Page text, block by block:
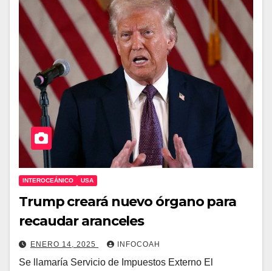
INTEROCEÁNICO USA
Trump creará nuevo órgano para
recaudar aranceles
ENERO 14, 2025 INFOCOAH
Se llamaría Servicio de Impuestos Externo El